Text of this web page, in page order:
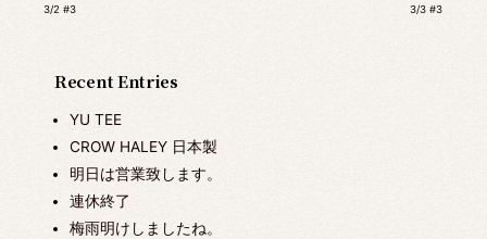
Recent Entries
YU TEE
CROW HALEY 日本製
明日は営業致します。
連休終了
梅雨明けしましたね。
3/2 #3 3/3 #3